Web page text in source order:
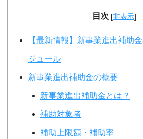
目次 [非表示]
【最新情報】新事業進出補助
ジュール
新事業進出補助金の概要
新事業進出補助金とは？
補助対象者
補助上限額・補助率